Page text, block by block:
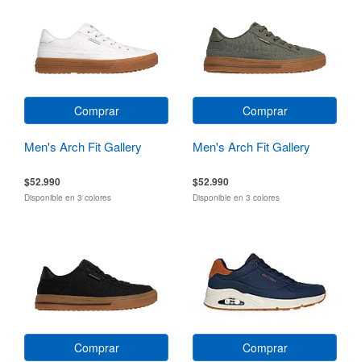
Comprar
Men's Arch Fit Gallery
$52.990
Disponible en 3 colores
Comprar
Men's Arch Fit Gallery
$52.990
Disponible en 3 colores
Comprar Comprar